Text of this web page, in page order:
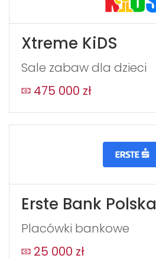
Xtreme KiDS
Sale zabaw dla dzieci
475 000 zł
Erste Bank Polska
Placówki bankowe
25 000 zł